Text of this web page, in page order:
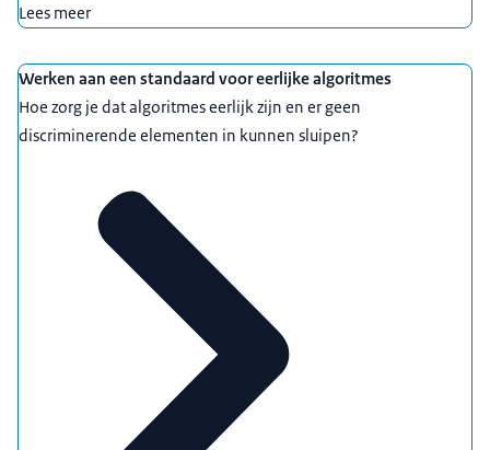
Lees meer
Werken aan een standaard voor eerlijke algoritmes
Hoe zorg je dat algoritmes eerlijk zijn en er geen
discriminerende elementen in kunnen sluipen?